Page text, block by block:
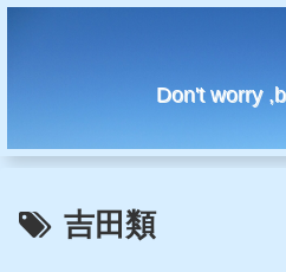
Don't worry
吉田類